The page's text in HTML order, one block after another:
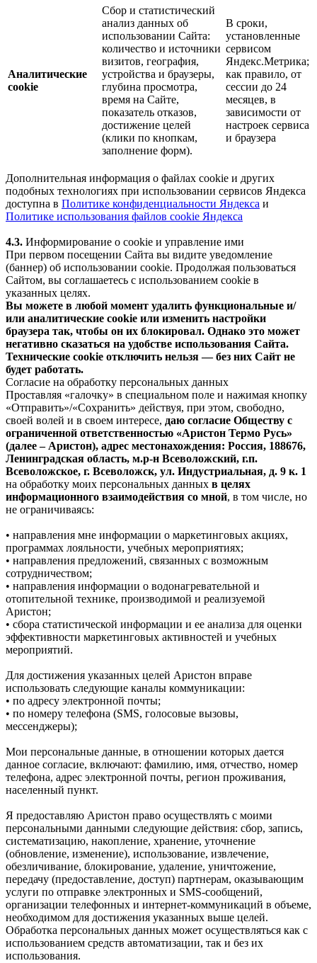
Аналитические
cookie
Сбор и статистический
анализ данных об
использовании Сайта:
количество и источники
визитов, география,
устройства и браузеры,
глубина просмотра,
время на Сайте,
показатель отказов,
достижение целей
(клики по кнопкам,
заполнение форм).
В сроки,
установленные
сервисом
Яндекс.Метрика;
как правило, от
сессии до 24
месяцев, в
зависимости от
настроек сервиса
и браузера
Дополнительная информация о файлах cookie и других
подобных технологиях при использовании сервисов Яндекса
доступна в Политике конфиденциальности Яндекса и
Политике использования файлов cookie Яндекса
4.3. Информирование о cookie и управление ими
При первом посещении Сайта вы видите уведомление
(баннер) об использовании cookie. Продолжая пользоваться
Сайтом, вы соглашаетесь с использованием cookie в
указанных целях.
Вы можете в любой момент удалить функциональные и/
или аналитические cookie или изменить настройки
браузера так, чтобы он их блокировал. Однако это может
негативно сказаться на удобстве использования Сайта.
Технические cookie отключить нельзя — без них Сайт не
будет работать.
Согласие на обработку персональных данных
Проставляя «галочку» в специальном поле и нажимая кнопку
«Отправить»/«Сохранить» действуя, при этом, свободно,
своей волей и в своем интересе, даю согласие Обществу с
ограниченной ответственностью «Аристон Термо Русь»
(далее – Аристон), адрес местонахождения: Россия, 188676,
Ленинградская область, м.р-н Всеволожский, г.п.
Всеволожское, г. Всеволожск, ул. Индустриальная, д. 9 к. 1
на обработку моих персональных данных в целях
информационного взаимодействия со мной, в том числе, но
не ограничиваясь:
• направления мне информации о маркетинговых акциях,
программах лояльности, учебных мероприятиях;
• направления предложений, связанных с возможным
сотрудничеством;
• направления информации о водонагревательной и
отопительной технике, производимой и реализуемой
Аристон;
• сбора статистической информации и ее анализа для оценки
эффективности маркетинговых активностей и учебных
мероприятий.
Для достижения указанных целей Аристон вправе
использовать следующие каналы коммуникации:
• по адресу электронной почты;
• по номеру телефона (SMS, голосовые вызовы,
мессенджеры);
Мои персональные данные, в отношении которых дается
данное согласие, включают: фамилию, имя, отчество, номер
телефона, адрес электронной почты, регион проживания,
населенный пункт.
Я предоставляю Аристон право осуществлять с моими
персональными данными следующие действия: сбор, запись,
систематизацию, накопление, хранение, уточнение
(обновление, изменение), использование, извлечение,
обезличивание, блокирование, удаление, уничтожение,
передачу (предоставление, доступ) партнерам, оказывающим
услуги по отправке электронных и SMS‑сообщений,
организации телефонных и интернет‑коммуникаций в объеме,
необходимом для достижения указанных выше целей.
Обработка персональных данных может осуществляться как с
использованием средств автоматизации, так и без их
использования.